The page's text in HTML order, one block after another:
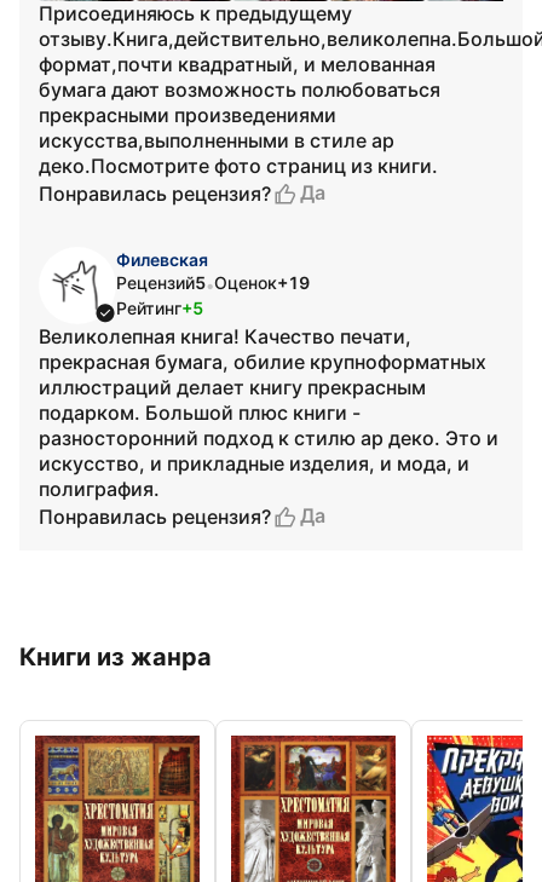
Присоединяюсь к предыдущему
формат,почти квадратный, и мелованная
бумага дают возможность полюбоваться
прекрасными произведениями
искусства,выполненными в стиле ар
деко.Посмотрите фото страниц из книги.
Понравилась рецензия?
Да
Филевская
Рецензий5•Оценок+19
Рейтинг+5
Великолепная книга! Качество печати,
прекрасная бумага, обилие крупноформатных
иллюстраций делает книгу прекрасным
подарком. Большой плюс книги -
разносторонний подход к стилю ар деко. Это и
искусство, и прикладные изделия, и мода, и
полиграфия.
Понравилась рецензия?
Да
Книги из жанра